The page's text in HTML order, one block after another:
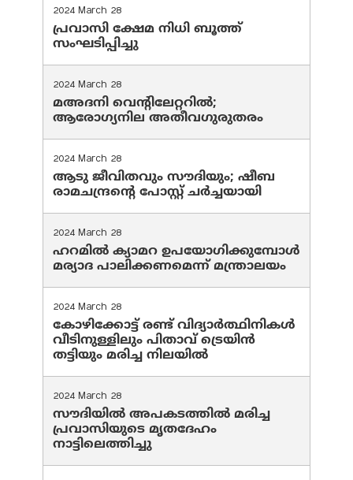
2024 March 28
പ്രവാസി ക്ഷേമ നിധി ബൂത്ത്
സംഘടിപ്പിച്ചു
2024 March 28
മഅദനി വെന്റിലേറ്ററിൽ;
ആരോഗ്യനില അതീവഗുരുതരം
2024 March 28
ആടു ജീവിതവും സൗദിയും; ഷീബ
രാമചന്ദ്രന്റെ പോസ്റ്റ് ചര്‍ച്ചയായി
2024 March 28
ഹറമില്‍ ക്യാമറ ഉപയോഗിക്കുമ്പോള്‍
മര്യാദ പാലിക്കണമെന്ന് മന്ത്രാലയം
2024 March 28
കോഴിക്കോട്ട് രണ്ട് വിദ്യാർത്ഥിനികൾ
വീടിനുള്ളിലും പിതാവ് ട്രെയിൻ
തട്ടിയും മരിച്ച നിലയിൽ
2024 March 28
സൗദിയില്‍ അപകടത്തില്‍ മരിച്ച
പ്രവാസിയുടെ മൃതദേഹം
നാട്ടിലെത്തിച്ചു